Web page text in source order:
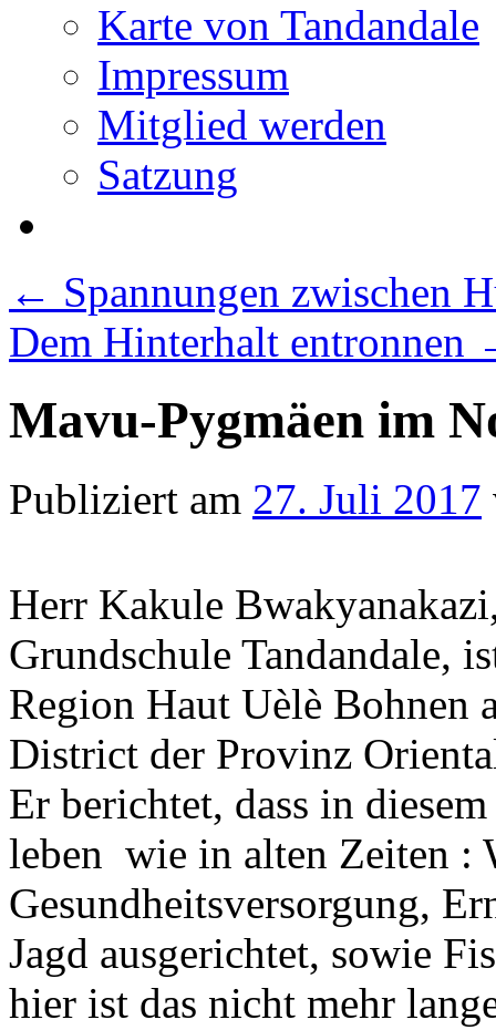
Karte von Tandandale
Impressum
Mitglied werden
Satzung
← Spannungen zwischen
Dem Hinterhalt entronnen
Mavu-Pygmäen im
Publiziert am 27. Juli 2017
Herr Kakule
Grundschule Tandandale,
Region Haut Uèlè Bohnen
District der Provinz
Er berichtet, dass in
leben wie in alten Zeiten :
Gesundheitsversorgung,
Jagd ausgerichtet, sowie
hier ist das nicht mehr